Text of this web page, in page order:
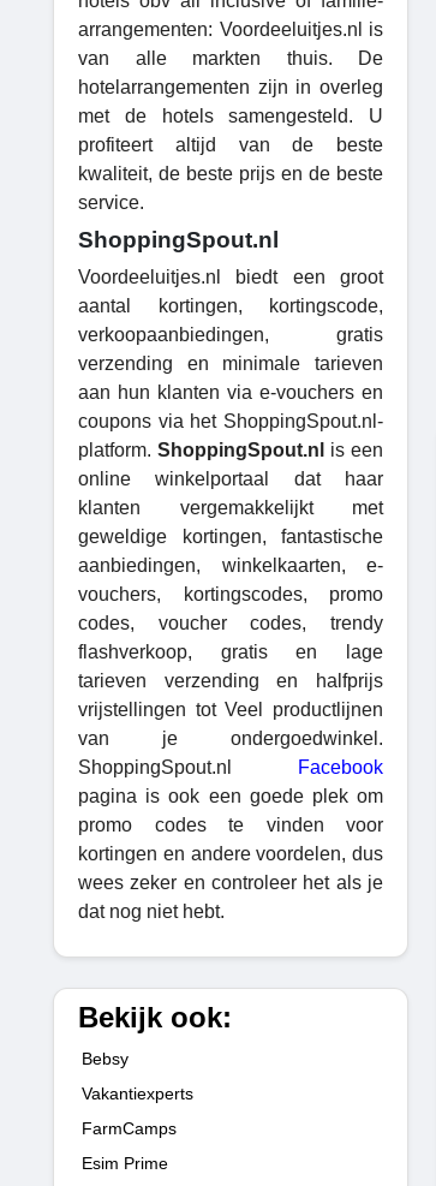
arrangementen: Voordeeluitjes.nl is
van alle markten thuis. De
hotelarrangementen zijn in overleg
met de hotels samengesteld. U
profiteert altijd van de beste
kwaliteit, de beste prijs en de beste
service.
ShoppingSpout.nl
Voordeeluitjes.nl biedt een groot
aantal kortingen, kortingscode,
verkoopaanbiedingen, gratis
verzending en minimale tarieven
aan hun klanten via e-vouchers en
coupons via het ShoppingSpout.nl-
platform. ShoppingSpout.nl
is een
online winkelportaal dat haar
klanten vergemakkelijkt met
geweldige kortingen, fantastische
aanbiedingen, winkelkaarten, e-
vouchers, kortingscodes, promo
codes, voucher codes, trendy
flashverkoop, gratis en lage
tarieven verzending en halfprijs
vrijstellingen tot Veel productlijnen
van je ondergoedwinkel.
ShoppingSpout.nl
Facebook
pagina is ook een goede plek om
promo codes te vinden voor
kortingen en andere voordelen, dus
wees zeker en controleer het als je
dat nog niet hebt.
Bekijk ook:
Bebsy
Vakantiexperts
FarmCamps
Esim Prime